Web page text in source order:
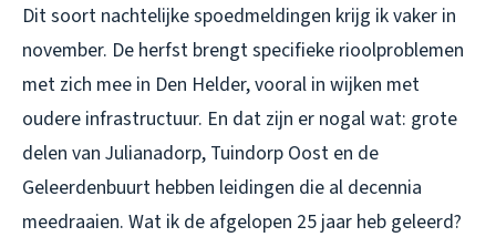
Dit soort nachtelijke spoedmeldingen krijg ik vaker in
november. De herfst brengt specifieke rioolproblemen
met zich mee in Den Helder, vooral in wijken met
oudere infrastructuur. En dat zijn er nogal wat: grote
delen van Julianadorp, Tuindorp Oost en de
Geleerdenbuurt hebben leidingen die al decennia
meedraaien. Wat ik de afgelopen 25 jaar heb geleerd?